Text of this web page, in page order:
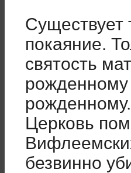
Существует
покаяние.
святость
рожденному
Церковь
безвинно